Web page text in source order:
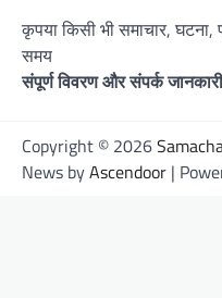
कृपया किसी भी समाचार,
समय
संपूर्ण विवरण और संपर्क
Copyright © 2026
News byAscendoor |